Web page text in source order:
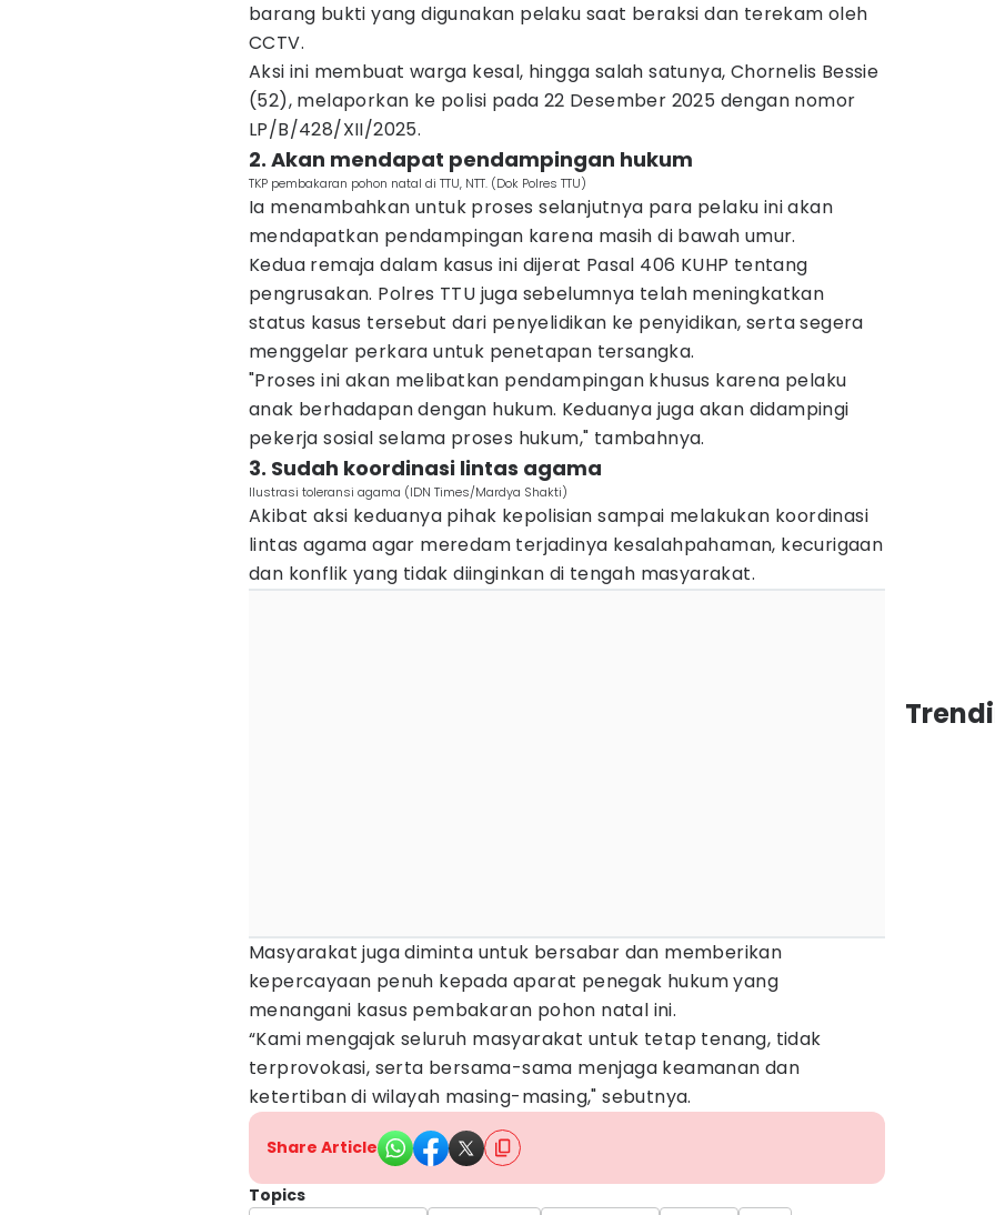
barang bukti yang digunakan pelaku saat beraksi dan terekam oleh
CCTV.
Aksi ini membuat warga kesal, hingga salah satunya, Chornelis Bessie
(52), melaporkan ke polisi pada 22 Desember 2025 dengan nomor
LP/B/428/XII/2025.
2. Akan mendapat pendampingan hukum
TKP pembakaran pohon natal di TTU, NTT. (Dok Polres TTU)
Ia menambahkan untuk proses selanjutnya para pelaku ini akan
mendapatkan pendampingan karena masih di bawah umur.
Kedua remaja dalam kasus ini dijerat Pasal 406 KUHP tentang
pengrusakan. Polres TTU juga sebelumnya telah meningkatkan
status kasus tersebut dari penyelidikan ke penyidikan, serta segera
menggelar perkara untuk penetapan tersangka.
"Proses ini akan melibatkan pendampingan khusus karena pelaku
anak berhadapan dengan hukum. Keduanya juga akan didampingi
pekerja sosial selama proses hukum," tambahnya.
3. Sudah koordinasi lintas agama
Ilustrasi toleransi agama (IDN Times/Mardya Shakti)
Akibat aksi keduanya pihak kepolisian sampai melakukan koordinasi
lintas agama agar meredam terjadinya kesalahpahaman, kecurigaan
dan konflik yang tidak diinginkan di tengah masyarakat.
Masyarakat juga diminta untuk bersabar dan memberikan
kepercayaan penuh kepada aparat penegak hukum yang
menangani kasus pembakaran pohon natal ini.
“Kami mengajak seluruh masyarakat untuk tetap tenang, tidak
terprovokasi, serta bersama-sama menjaga keamanan dan
ketertiban di wilayah masing-masing," sebutnya.
Share Article
Topics